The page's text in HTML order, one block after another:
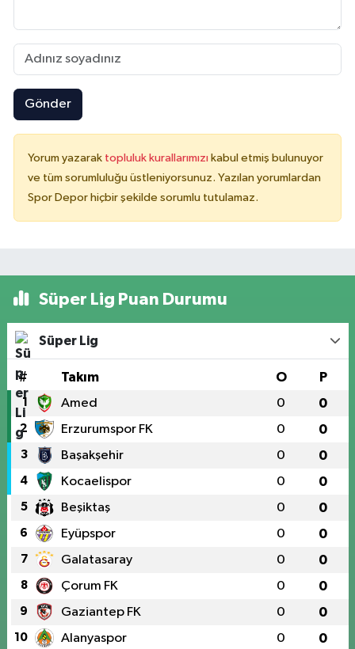
Gönder
Yorum yazarak topluluk kurallarımızı kabul etmiş bulunuyor
ve tüm sorumluluğu üstleniyorsunuz. Yazılan yorumlardan
Spor Depor hiçbir şekilde sorumlu tutulamaz.
Süper Lig Puan Durumu
Süper Lig
# Takım O P
1 Amed 0 0
2 Erzurumspor FK 0 0
3 Başakşehir 0 0
4 Kocaelispor 0 0
5 Beşiktaş 0 0
6 Eyüpspor 0 0
7 Galatasaray 0 0
8 Çorum FK 0 0
9 Gaziantep FK 0 0
10 Alanyaspor 0 0